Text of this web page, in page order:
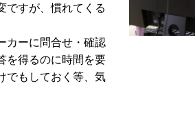
ですが、慣れてくる
カーに問合せ・確認
を得るのに時間を要
でもしておく等、気